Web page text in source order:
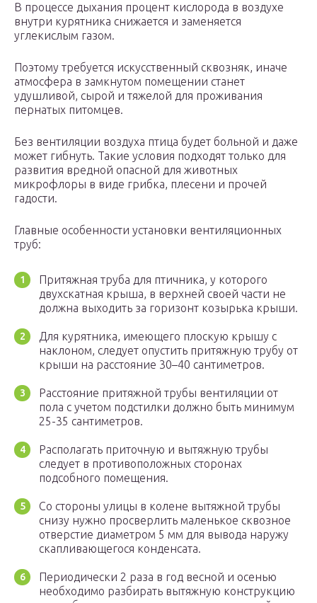
В процессе дыхания процент кислорода в воздухе
внутри курятника снижается и заменяется
углекислым газом.
Поэтому требуется искусственный сквозняк, иначе
атмосфера в замкнутом помещении станет
удушливой, сырой и тяжелой для проживания
пернатых питомцев.
Без вентиляции воздуха птица будет больной и даже
может гибнуть. Такие условия подходят только для
развития вредной опасной для животных
микрофлоры в виде грибка, плесени и прочей
гадости.
Главные особенности установки вентиляционных
труб:
Притяжная труба для птичника, у которого
двухскатная крыша, в верхней своей части не
должна выходить за горизонт козырька крыши.
Для курятника, имеющего плоскую крышу с
наклоном, следует опустить притяжную трубу от
крыши на расстояние 30–40 сантиметров.
Расстояние притяжной трубы вентиляции от
пола с учетом подстилки должно быть минимум
25-35 сантиметров.
Располагать приточную и вытяжную трубы
следует в противоположных сторонах
подсобного помещения.
Со стороны улицы в колене вытяжной трубы
снизу нужно просверлить маленькое сквозное
отверстие диаметром 5 мм для вывода наружу
скапливающегося конденсата.
Периодически 2 раза в год весной и осенью
необходимо разбирать вытяжную конструкцию